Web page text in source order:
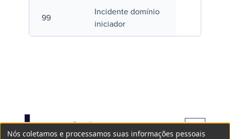
99
Incidente domínio
iniciador
Nós coletamos e processamos suas informações pessoais